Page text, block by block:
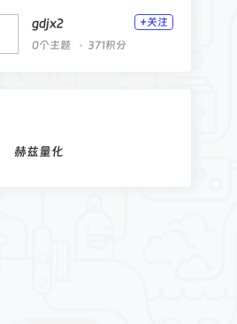
gdjx2
+关注
0个主题
371积分
赫兹量化